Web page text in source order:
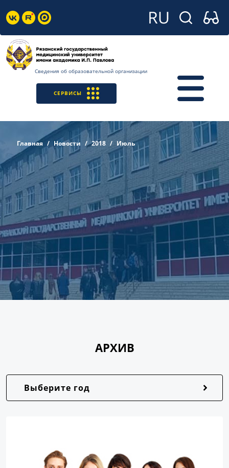
Сведения об образовательной организации
СЕРВИСЫ
Главная Новости 2018 Июль
АРХИВ
Выберите год